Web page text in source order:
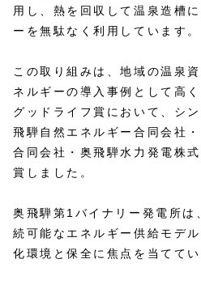
用し、熱を回収して温泉造槽
ーを無駄なく利用しています。
この取り組みは、地域の温泉
ネルギーの導入事例として高
グッドライフ賞において、シ
飛騨自然エネルギー合同会社
合同会社・奥飛騨水力発電株
賞しました。
奥飛騨第1バイナリー発電所は
続可能なエネルギー供給モデ
化環境と保全に焦点を当ててい